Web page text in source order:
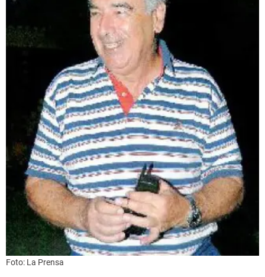
Foto: La Prensa